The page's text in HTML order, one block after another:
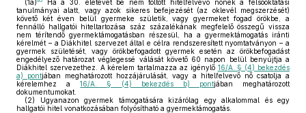
(1a)
Ha a 30. életévét be nem töltött hitelfelvevő nőnek a felsőoktatási
tanulmányai alatt, vagy azok sikeres befejezését (az oklevél megszerzését)
követő két éven belül gyermeke születik, vagy gyermeket fogad örökbe, a
fennálló hallgatói hiteltartozása száz százalékának megfelelő összegű vissza
nem térítendő gyermektámogatásban részesül, ha a gyermektámogatás iránti
kérelmét – a Diákhitel szervezet által e célra rendszeresített nyomtatványon – a
gyermek születését, vagy örökbefogadott gyermek esetén az örökbefogadást
engedélyező határozat véglegessé válását követő 60 napon belül benyújtja a
Diákhitel szervezethez. A kérelem tartalmazza az igénylő 16/A. § (4) bekezdés
a) pontjában meghatározott hozzájárulását, vagy a hitelfelvevő nő csatolja a
kérelemhez a16/A. § (4) bekezdés b) pontjában meghatározott
dokumentumokat.
(2) Ugyanazon gyermek támogatására kizárólag egy alkalommal és egy
hallgatói hitel vonatkozásában folyósítható a gyermektámogatás.